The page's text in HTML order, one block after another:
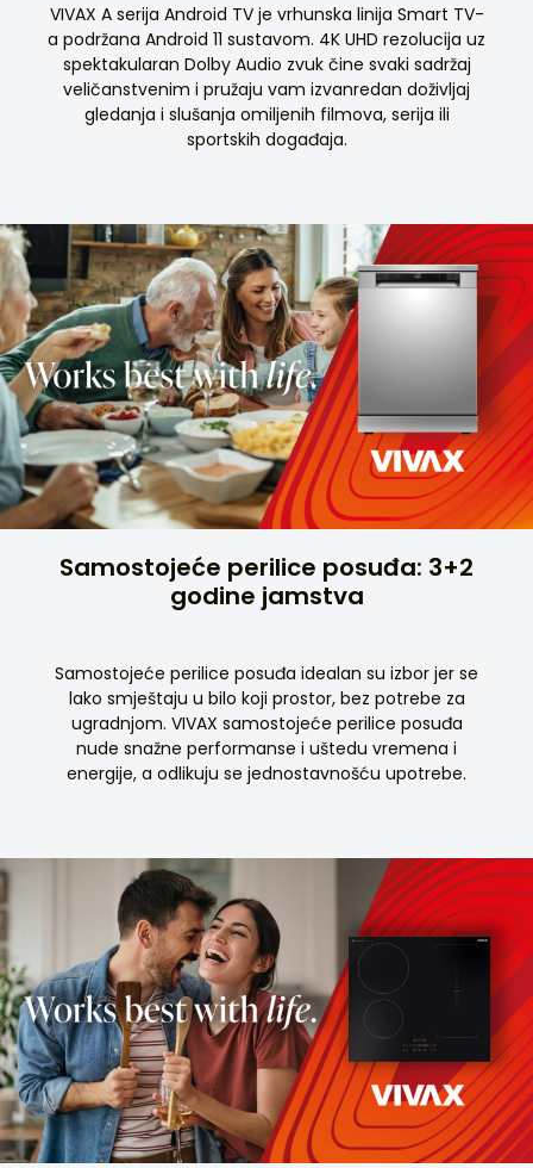
VIVAX A serija Android TV je vrhunska linija Smart TV-
a podržana Android 11 sustavom. 4K UHD rezolucija uz
spektakularan Dolby Audio zvuk čine svaki sadržaj
veličanstvenim i pružaju vam izvanredan doživljaj
gledanja i slušanja omiljenih filmova, serija ili
sportskih događaja.
Samostojeće perilice posuđa: 3+2
godine jamstva
Samostojeće perilice posuđa idealan su izbor jer se
lako smještaju u bilo koji prostor, bez potrebe za
ugradnjom. VIVAX samostojeće perilice posuđa
nude snažne performanse i uštedu vremena i
energije, a odlikuju se jednostavnošću upotrebe.